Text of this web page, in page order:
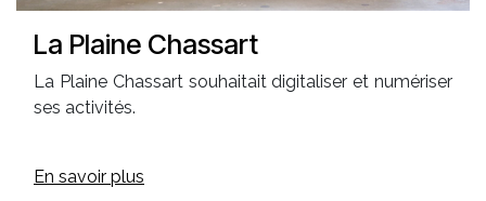
La Plaine Chassart
La Plaine Chassart souhaitait digitaliser et numériser
ses activités.
En savoir plus